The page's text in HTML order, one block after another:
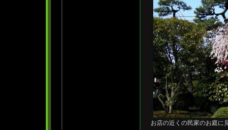
お店の近くの民家のお庭に